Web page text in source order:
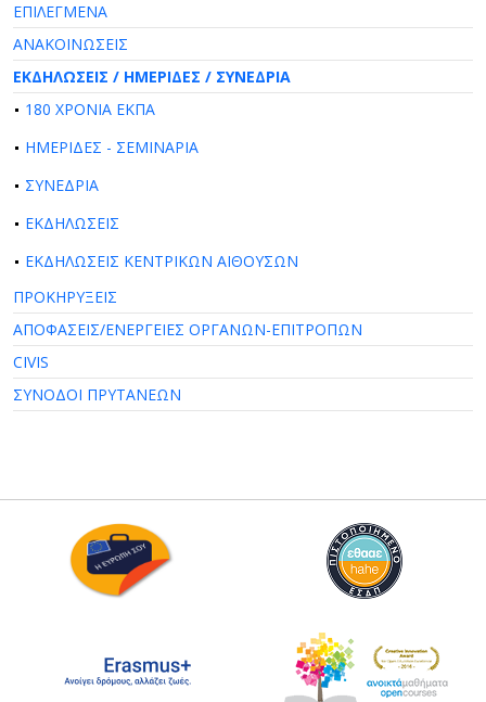
ΕΠΙΛΕΓΜΕΝΑ
ΑΝΑΚΟΙΝΩΣΕΙΣ
ΕΚΔΗΛΩΣΕΙΣ / ΗΜΕΡΙΔΕΣ / ΣΥΝΕΔΡΙΑ
180 ΧΡΟΝΙΑ ΕΚΠΑ
ΗΜΕΡΙΔΕΣ - ΣΕΜΙΝΑΡΙΑ
ΣΥΝΕΔΡΙΑ
ΕΚΔΗΛΩΣΕΙΣ
ΕΚΔΗΛΩΣΕΙΣ ΚΕΝΤΡΙΚΩΝ ΑΙΘΟΥΣΩΝ
ΠΡΟΚΗΡΥΞΕΙΣ
ΑΠΟΦΑΣΕΙΣ/ΕΝΕΡΓΕΙΕΣ ΟΡΓΑΝΩΝ-ΕΠΙΤΡΟΠΩΝ
CIVIS
ΣΥΝΟΔΟΙ ΠΡΥΤΑΝΕΩΝ